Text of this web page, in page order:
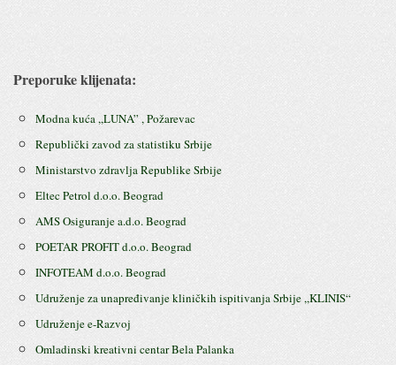
Preporuke klijenata:
Modna kuća ,,LUNA” , Požarevac
Republički zavod za statistiku Srbije
Ministarstvo zdravlja Republike Srbije
Eltec Petrol d.o.o. Beograd
AMS Osiguranje a.d.o. Beograd
POETAR PROFIT d.o.o. Beograd
INFOTEAM d.o.o. Beograd
Udruženje za unapređivanje kliničkih ispitivanja Srbije ,,KLINIS“
Udruženje e-Razvoj
Omladinski kreativni centar Bela Palanka